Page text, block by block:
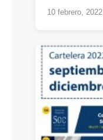
10 febrero, 2022